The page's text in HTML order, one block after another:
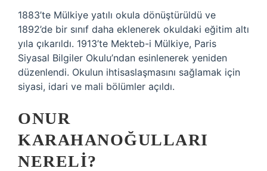
1883’te Mülkiye yatılı okula dönüştürüldü ve
1892’de bir sınıf daha eklenerek okuldaki eğitim altı
yıla çıkarıldı. 1913’te Mekteb-i Mülkiye, Paris
Siyasal Bilgiler Okulu’ndan esinlenerek yeniden
düzenlendi. Okulun ihtisaslaşmasını sağlamak için
siyasi, idari ve mali bölümler açıldı.
ONUR
KARAHANOĞULLARI
NERELI?